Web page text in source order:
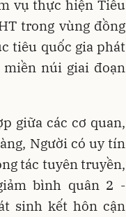
vụ thực hiện Tiểu
trong vùng đồng
tiêu quốc gia phát
núi giai đoạn
giữa các cơ quan,
Người có uy tín
tác tuyên truyền,
bình quân 2 -
sinh kết hôn cận